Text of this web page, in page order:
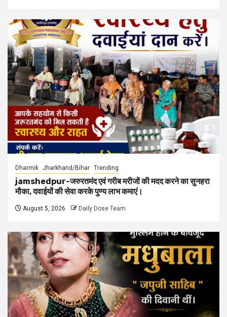
Dharmik Jharkhand/Bihar Trending
jamshedpur-जरुरतमंद एवं गरीब मरीजों की मदद करने का सुनहरा
मौका, दवाईयों की सेवा करके पुण्य लाभ कमाएं।
August 5, 2026 Daily Dose Team